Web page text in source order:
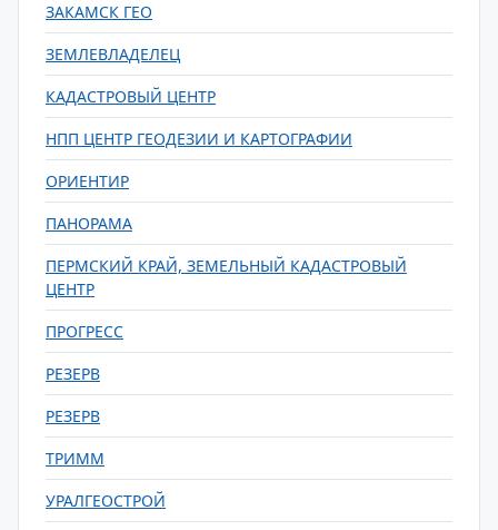
ЗАКАМСК ГЕО
ЗЕМЛЕВЛАДЕЛЕЦ
КАДАСТРОВЫЙ ЦЕНТР
НПП ЦЕНТР ГЕОДЕЗИИ И КАРТОГРАФИИ
ОРИЕНТИР
ПАНОРАМА
ПЕРМСКИЙ КРАЙ, ЗЕМЕЛЬНЫЙ КАДАСТРОВЫЙ
ЦЕНТР
ПРОГРЕСС
РЕЗЕРВ
РЕЗЕРВ
ТРИММ
УРАЛГЕОСТРОЙ